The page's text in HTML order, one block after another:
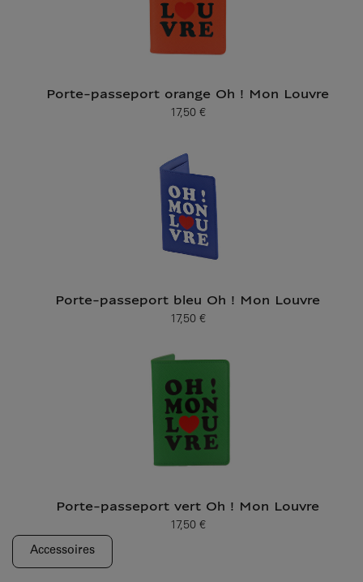
Porte-passeport orange Oh ! Mon Louvre
Prix ​​actuel
17,50 €
Porte-passeport bleu Oh ! Mon Louvre
Prix ​​actuel
17,50 €
Porte-passeport vert Oh ! Mon Louvre
Prix ​​actuel
17,50 €
Accessoires